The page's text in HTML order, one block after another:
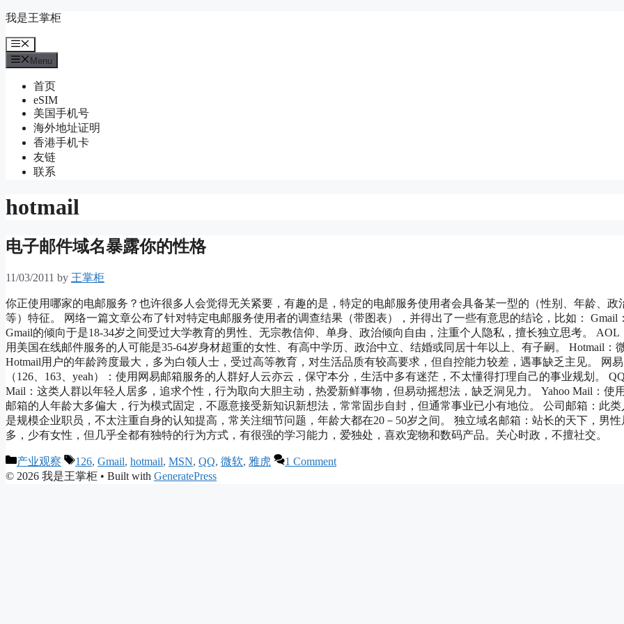
Skip
content
我是王掌柜
Menu
Menu
首页
eSIM
美国手机号
海外地址证明
香港手机卡
友链
联系
hotmail
电子邮件域名暴露你的性格
11/03/2011 by 王掌柜
你正使用哪家的电邮服务？也许很多人会觉得无关紧要，有趣的是，特定的电邮服务使用者会具备某一型的（性别、年龄、政
等）特征。 网络一篇文章公布了针对特定电邮服务使用者的调查结果（带图表），并得出了一些有意思的结论，比如： Gmail
Gmail的倾向于是18-34岁之间受过大学教育的男性、无宗教信仰、单身、政治倾向自由，注重个人隐私，擅长独立思考。 AOL
用美国在线邮件服务的人可能是35-64岁身材超重的女性、有高中学历、政治中立、结婚或同居十年以上、有子嗣。 Hotmail：
Hotmail用户的年龄跨度最大，多为白领人士，受过高等教育，对生活品质有较高要求，但自控能力较差，遇事缺乏主见。 网
（126、163、yeah）：使用网易邮箱服务的人群好人云亦云，保守本分，生活中多有迷茫，不太懂得打理自己的事业规划。
Mail：这类人群以年轻人居多，追求个性，行为取向大胆主动，热爱新鲜事物，但易动摇想法，缺乏洞见力。 Yahoo Mail：使
邮箱的人年龄大多偏大，行为模式固定，不愿意接受新知识新想法，常常固步自封，但通常事业已小有地位。 公司邮箱：此类
是规模企业职员，不太注重自身的认知提高，常关注细节问题，年龄大都在20－50岁之间。 独立域名邮箱：站长的天下，男性
多，少有女性，但几乎全都有独特的行为方式，有很强的学习能力，爱独处，喜欢宠物和数码产品。关心时政，不擅社交。
Categories
产业观察 Tags
126, Gmail, hotmail, MSN, QQ, 微软, 雅虎
1 Comment
© 2026 我是王掌柜 • Built with GeneratePress